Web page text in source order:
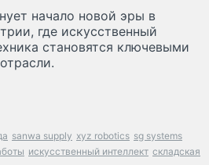
начало новой эры в
где искусственный
становятся ключевыми
sanwa supply xyz robotics sg systems
искусственный интеллект складская